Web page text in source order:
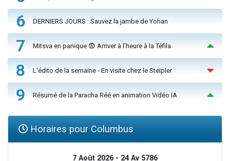
6 DERNIERS JOURS : Sauvez la jambe de Yohan
7 Mitsva en panique 😨 Arriver à l'heure à la Téfila
8 L'édito de la semaine - En visite chez le Steipler
9 Résumé de la Paracha Réé en animation Vidéo IA
Horaires pour Columbus
7 Août 2026 - 24 Av 5786